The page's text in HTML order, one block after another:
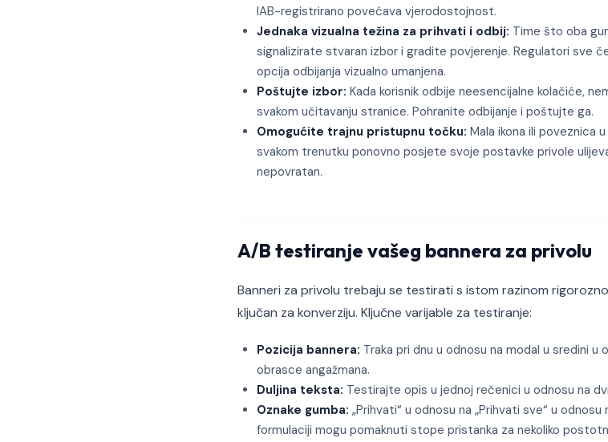
IAB-registrirano povećava vjerodostojnost.
Jednaka vizualna težina za prihvati i odbij: Time što oba
signalizirate stvaran izbor i gradite povjerenje. Regulatori sve
opcija odbijanja vizualno umanjena.
Poštujte izbor: Kada korisnik odbije neesencijalne kolačiće,
svakom učitavanju stranice. Pohranite odbijanje i poštujte ga.
Omogućite trajnu pristupnu točku: Mala ikona ili poveznica
svakom trenutku ponovno posjete svoje postavke privole
nepovratan.
A/B testiranje vašeg bannera za privolu
Banneri za privolu trebaju se testirati s istom razinom
ključan za konverziju. Ključne varijable za testiranje:
Pozicija bannera: Traka pri dnu u odnosu na modal u sredini u
obrasce angažmana.
Duljina teksta: Testirajte opis u jednoj rečenici u odnosu na
Oznake gumba: „Prihvati“ u odnosu na „Prihvati sve“ u
formulaciji mogu pomaknuti stope pristanka za nekoliko